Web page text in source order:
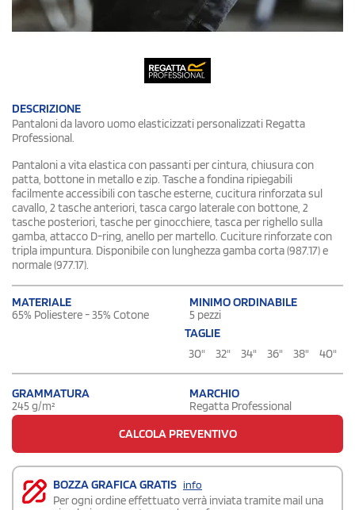
DESCRIZIONE
Pantaloni da lavoro uomo elasticizzati personalizzati Regatta
Professional.
Pantaloni a vita elastica con passanti per cintura, chiusura con
patta, bottone in metallo e zip. Tasche a fondina ripiegabili
facilmente accessibili con tasche esterne, cucitura rinforzata sul
cavallo, 2 tasche anteriori, tasca cargo laterale con bottone, 2
tasche posteriori, tasche per ginocchiere, tasca per righello sulla
gamba, attacco D-ring, anello per martello. Cuciture rinforzate con
tripla impuntura. Disponibile con lunghezza gamba corta (987.17) e
normale (977.17).
MATERIALE
65% Poliestere - 35% Cotone
MINIMO ORDINABILE
5 pezzi
TAGLIE
30"
32" 34" 36" 38" 40"
GRAMMATURA
245 g/m²
MARCHIO
Regatta Professional
CALCOLA PREVENTIVO
BOZZA GRAFICA GRATIS info
Per ogni ordine effettuato verrà inviata tramite mail una